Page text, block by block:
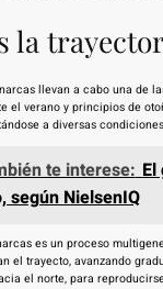
la
llevan a cabo una de
el verano y principios de
a diversas
te interese: El
según NielsenIQ
es un proceso
el trayecto, avanzando
el norte, para